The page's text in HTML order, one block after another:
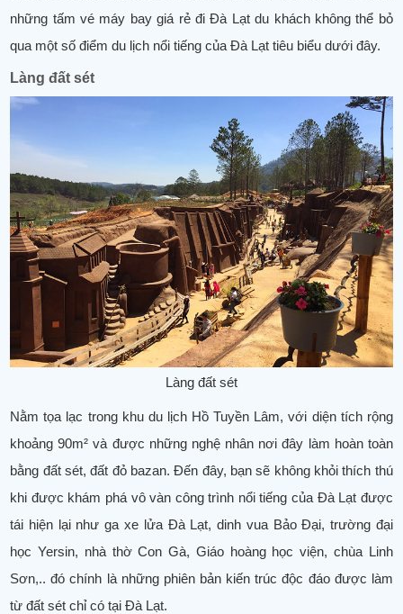
những tấm vé máy bay giá rẻ đi Đà Lạt du khách không thể bỏ
qua một số điểm du lịch nổi tiếng của Đà Lạt tiêu biểu dưới đây.
Làng đất sét
Làng đất sét
Nằm tọa lạc trong khu du lịch Hồ Tuyền Lâm, với diện tích rộng
khoảng 90m² và được những nghệ nhân nơi đây làm hoàn toàn
bằng đất sét, đất đỏ bazan. Đến đây, bạn sẽ không khỏi thích thú
khi được khám phá vô vàn công trình nổi tiếng của Đà Lạt được
tái hiện lại như ga xe lửa Đà Lạt, dinh vua Bảo Đại, trường đại
học Yersin, nhà thờ Con Gà, Giáo hoàng học viện, chùa Linh
Sơn,.. đó chính là những phiên bản kiến trúc độc đáo được làm
từ đất sét chỉ có tại Đà Lạt.